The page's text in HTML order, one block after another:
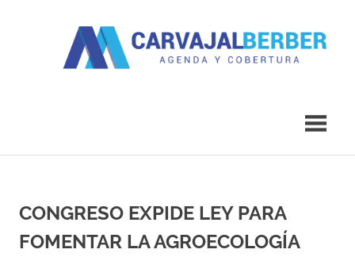
CONGRESO EXPIDE LEY PARA
FOMENTAR LA AGROECOLOGÍA